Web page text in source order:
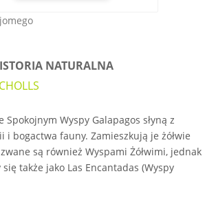
NATURALNA
Spokojnym Wyspy Galapagos słyną z
i bogactwa fauny. Zamieszkują je żółwie
są również Wyspami Żółwimi, jednak
także jako Las Encantadas (Wyspy